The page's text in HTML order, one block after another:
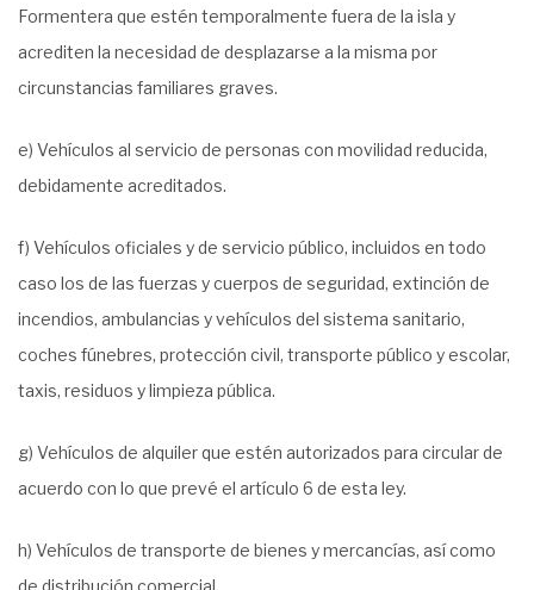
Formentera que estén temporalmente fuera de la isla y
acrediten la necesidad de desplazarse a la misma por
circunstancias familiares graves.
e) Vehículos al servicio de personas con movilidad reducida,
debidamente acreditados.
f) Vehículos oficiales y de servicio público, incluidos en todo
caso los de las fuerzas y cuerpos de seguridad, extinción de
incendios, ambulancias y vehículos del sistema sanitario,
coches fúnebres, protección civil, transporte público y escolar,
taxis, residuos y limpieza pública.
g) Vehículos de alquiler que estén autorizados para circular de
acuerdo con lo que prevé el artículo 6 de esta ley.
h) Vehículos de transporte de bienes y mercancías, así como
de distribución comercial.